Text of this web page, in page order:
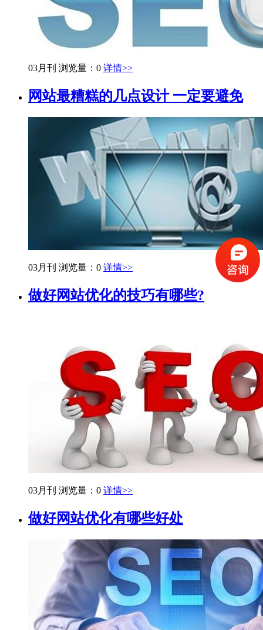
03月刊 浏览量：0 详情>>
网站最糟糕的几点设计 一定要避免
03月刊 浏览量：0 详情>>
做好网站优化的技巧有哪些?
03月刊 浏览量：0 详情>>
做好网站优化有哪些好处